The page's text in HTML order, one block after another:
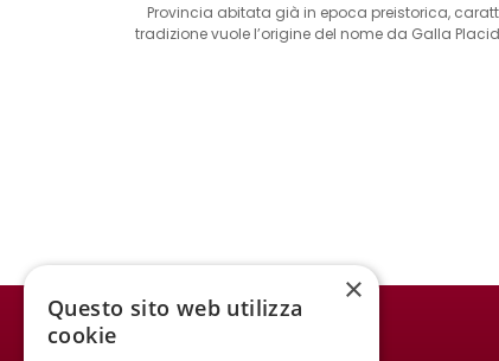
Provincia abitata già in epoca preistorica,
tradizione vuole l’origine del nome da Galla
WINE MEETING ER
×
Questo sito web utilizza
cookie